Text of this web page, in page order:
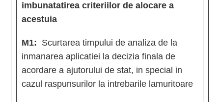
imbunatatirea criteriilor de alocare a
acestuia
M1: Scurtarea timpului de analiza de la
inmanarea aplicatiei la decizia finala de
acordare a ajutorului de stat, in special in
cazul raspunsurilor la intrebarile lamuritoare